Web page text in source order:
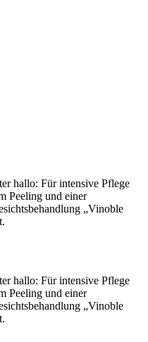
hallo: Für intensive Pflege
Peeling und einer
„Vinoble
hallo: Für intensive Pflege
Peeling und einer
„Vinoble